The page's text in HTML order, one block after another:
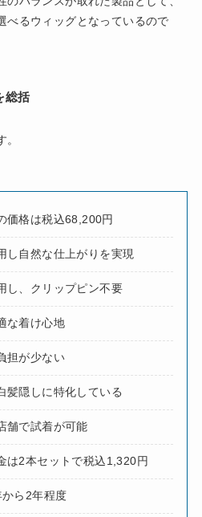
べるウィッグとなっているので
総括
価格は税込68,200円
し自然な仕上がりを実現
し、クリップピン不要
な着け心地
担が少ない
髪隠しに特化している
舗で試着が可能
は2本セットで税込1,320円
ら2年程度